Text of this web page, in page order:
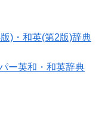
)・和英(第2版)辞典
ー英和・和英辞典